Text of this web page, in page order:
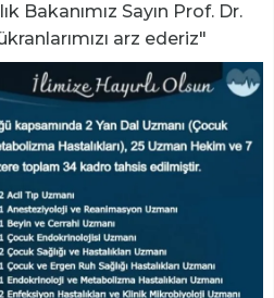
Bakanımız Sayın Prof. Dr.
arz ederiz"